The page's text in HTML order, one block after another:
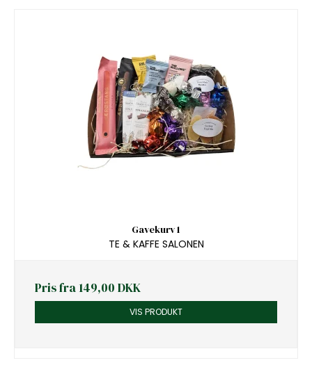
Gavekurv 1
TE & KAFFE SALONEN
Pris fra 149,00 DKK
VIS PRODUKT